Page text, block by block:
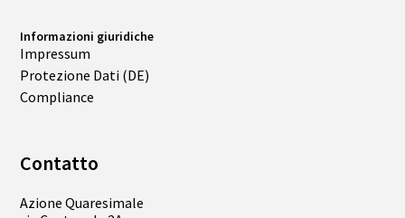
Informazioni giuridiche
Impressum
Protezione Dati (DE)
Compliance
Contatto
Azione Quaresimale